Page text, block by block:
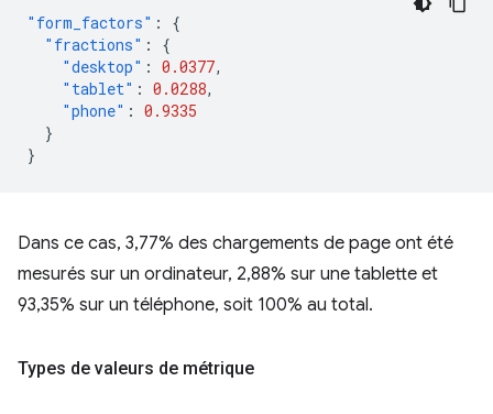
"form_factors" :
{
"fractions" :
{
"desktop" : 0.0377,
"tablet" : 0.0288,
"phone" : 0.9335
}
}
Dans ce cas, 3,77% des chargements de page ont été
mesurés sur un ordinateur, 2,88% sur une tablette et
93,35% sur un téléphone, soit 100% au total.
Types de valeurs de métrique